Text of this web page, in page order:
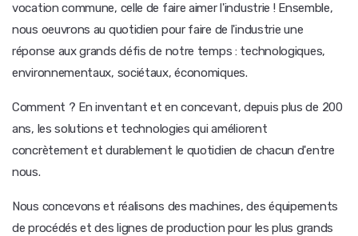
vocation commune, celle de faire aimer l'industrie ! Ensemble,
nous oeuvrons au quotidien pour faire de l'industrie une
réponse aux grands défis de notre temps : technologiques,
environnementaux, sociétaux, économiques.
Comment ? En inventant et en concevant, depuis plus de 200
ans, les solutions et technologies qui améliorent
concrètement et durablement le quotidien de chacun d'entre
nous.
Nous concevons et réalisons des machines, des équipements
de procédés et des lignes de production pour les plus grands